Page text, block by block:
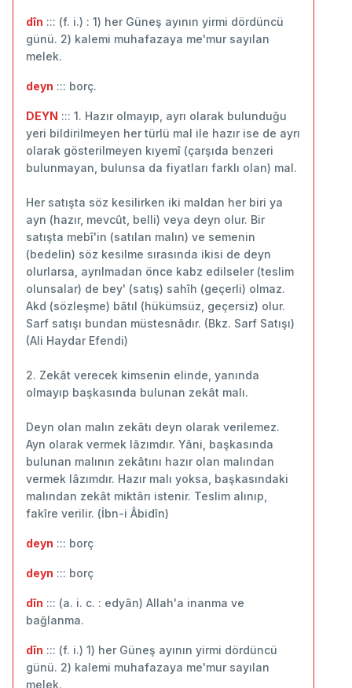
dîn ::: (f. i.) : 1) her Güneş ayının yirmi dördüncü
günü. 2) kalemi muhafazaya me'mur sayılan
melek.
deyn ::: borç.
DEYN ::: 1. Hazır olmayıp, ayrı olarak bulunduğu
yeri bildirilmeyen her türlü mal ile hazır ise de ayrı
olarak gösterilmeyen kıyemî (çarşıda benzeri
bulunmayan, bulunsa da fiyatları farklı olan) mal.
Her satışta söz kesilirken iki maldan her biri ya
ayn (hazır, mevcût, belli) veya deyn olur. Bir
satışta mebî'in (satılan malın) ve semenin
(bedelin) söz kesilme sırasında ikisi de deyn
olurlarsa, ayrılmadan önce kabz edilseler (teslim
olunsalar) de bey' (satış) sahîh (geçerli) olmaz.
Akd (sözleşme) bâtıl (hükümsüz, geçersiz) olur.
Sarf satışı bundan müstesnâdır. (Bkz. Sarf Satışı)
(Ali Haydar Efendi)
2. Zekât verecek kimsenin elinde, yanında
olmayıp başkasında bulunan zekât malı.
Deyn olan malın zekâtı deyn olarak verilemez.
Ayn olarak vermek lâzımdır. Yâni, başkasında
bulunan malının zekâtını hazır olan malından
vermek lâzımdır. Hazır malı yoksa, başkasındaki
malından zekât miktârı istenir. Teslim alınıp,
fakîre verilir. (İbn-i Âbidîn)
deyn ::: borç
deyn ::: ‬borç
dîn ::: (a. i. c. : edyân) Allah'a inanma ve
bağlanma.
dîn ::: (f. i.) 1) her Güneş ayının yirmi dördüncü
günü. 2) kalemi muhafazaya me'mur sayılan
melek.